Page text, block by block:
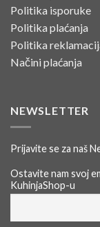
Politika isporuke
Politika plaćanja
Politika
Načini plaćanja
NEWSLETTER
Prijavite se za naš
Ostavite nam svoj
KuhinjaShop-u